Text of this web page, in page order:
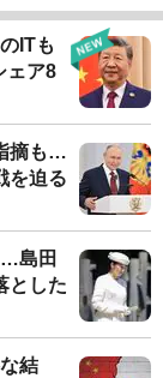
ITも
ェア8
摘も…
を迫る
…島田
とした
結